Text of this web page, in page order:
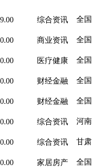
综合资讯 全国
商业资讯 全国
医疗健康 全国
财经金融 全国
财经金融 全国
综合资讯 河南
综合资讯 甘肃
家居房产 全国